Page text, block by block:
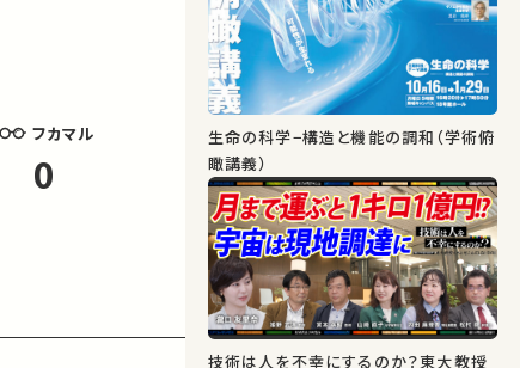
フカマル
0
生命の科学−構造と機能の調和（学術俯
瞰講義）
技術は人を不幸にするのか？東大教授